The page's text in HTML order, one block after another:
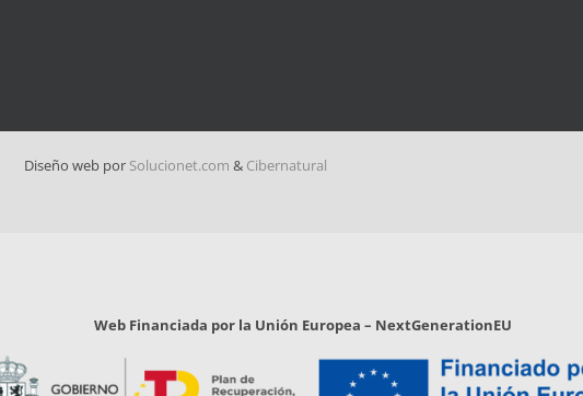
Diseño web por Solucionet.com & Cibernatural
Web Financiada por la Unión Europea – NextGenerationEU